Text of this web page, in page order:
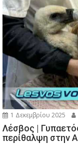
1 Δεκεμβρίου 2025
Λέσβος |
περίθαλψη στην